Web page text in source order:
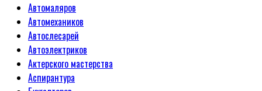
Автомаляров
Автомехаников
Автослесарей
Автоэлектриков
Актерского мастерства
Аспирантура